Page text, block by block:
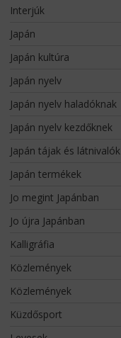
Interjúk
Japán
Japán kultúra
Japán nyelv
Japán nyelv haladóknak
Japán nyelv kezdőknek
Japán tájak és látnivalók
Japán termékek
Jo megint Japánban
Jo újra Japánban
Kalligráfia
Közlemények
Közlemények
Küzdősport